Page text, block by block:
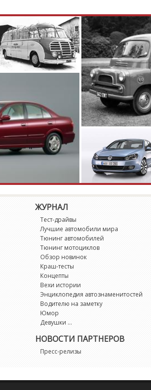
ЖУРНАЛ
Тест-драйвы
Лучшие автомобили мира
Тюнинг автомобилей
Тюнинг мотоциклов
Обзор новинок
Краш-тесты
Концепты
Вехи истории
Энциклопедия автознаменитостей
Водителю на заметку
Юмор
Девушки ...
НОВОСТИ ПАРТНЕРОВ
Пресс-релизы